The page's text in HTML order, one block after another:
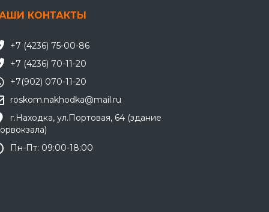
КОНТАКТЫ
+7 (4236) 75-00-86
+7 (4236) 70-11-20
+7(902) 070-11-20
roskom.nakhodka@mail.ru
г.Находка, ул.Портовая, 64 (здание
Пн-Пт: 09:00-18:00